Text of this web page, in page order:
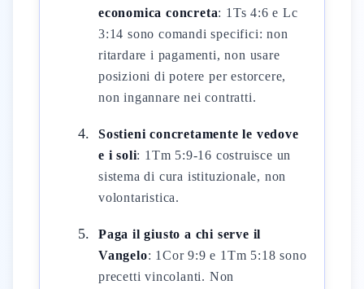
economica concreta: 1Ts 4:6 e Lc
3:14 sono comandi specifici: non
ritardare i pagamenti, non usare
posizioni di potere per estorcere,
non ingannare nei contratti.
Sostieni concretamente le vedove
e i soli: 1Tm 5:9-16 costruisce un
sistema di cura istituzionale, non
volontaristica.
Paga il giusto a chi serve il
Vangelo: 1Cor 9:9 e 1Tm 5:18 sono
precetti vincolanti. Non